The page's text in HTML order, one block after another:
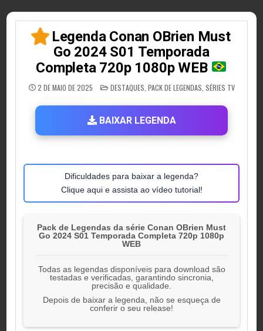
Legenda Conan OBrien Must
Go 2024 S01 Temporada
Completa 720p 1080p WEB
2 DE MAIO DE 2025 POSTED
IN
DESTAQUES PACK DE LEGENDAS SÉRIES TV
BAIXAR LEGENDA
Dificuldades para baixar a legenda?
Clique aqui e assista ao vídeo tutorial!
Pack de Legendas da série Conan OBrien Must
Go 2024 S01 Temporada Completa 720p 1080p
WEB
Todas as legendas disponíveis para download são
testadas e verificadas, garantindo sincronia,
precisão e qualidade.
Depois de baixar a legenda, não se esqueça de
conferir o seu release!